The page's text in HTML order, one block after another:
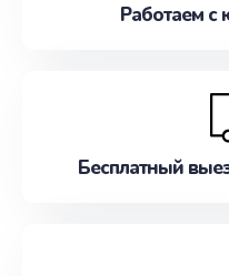
Работаем с
Бесплатный